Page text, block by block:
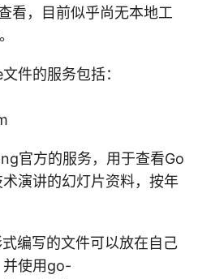
看，目前似乎尚无本地工
件的服务包括：
官方的服务，用于查看Go
演讲的幻灯片资料，按年
编写的文件可以放在自己
使用go-